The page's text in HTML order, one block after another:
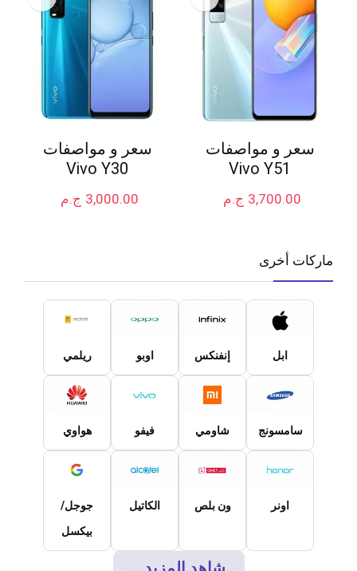
سعر و مواصفات
Vivo Y51
ج.م 3,700.00
سعر و مواصفات
Vivo Y30
ج.م 3,000.00
ماركات أخرى
ابل إنفنكس اوبو ريلمي
سامسونج شاومي فيفو هواوي
اونر ون بلص الكاتيل
جوجل/
بيكسل